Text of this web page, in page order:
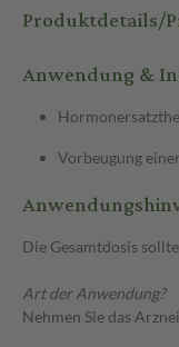
Produktdetails/
Anwendung &
Vorbeugung
Die Gesamtdosis
Art der Anwendung?
Nehmen Sie das